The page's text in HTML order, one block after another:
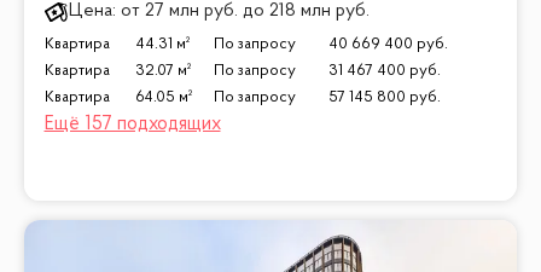
Цена: от 27 млн руб. до 218 млн руб.
Квартира 44.31 м² По запросу 40 669 400 руб.
Квартира
32.07 м² По запросу 31 467 400 руб.
Квартира
64.05 м² По запросу 57 145 800 руб.